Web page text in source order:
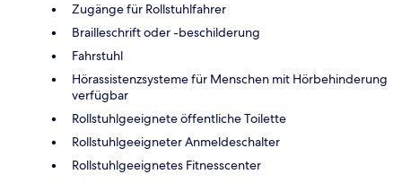
Zugänge für Rollstuhlfahrer
Brailleschrift oder -beschilderung
Fahrstuhl
Hörassistenzsysteme für Menschen mit Hörbehinderung
verfügbar
Rollstuhlgeeignete öffentliche Toilette
Rollstuhlgeeigneter Anmeldeschalter
Rollstuhlgeeignetes Fitnesscenter